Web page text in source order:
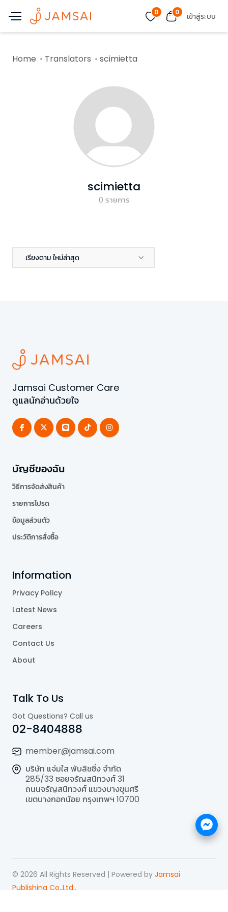
0 0 เข้าสู่ระบบ
Home Translators scimietta
scimietta
0 รายการ
เรียงตาม ใหม่ล่าสุด
Jamsai Customer Care
ดูแลนักอ่านด้วยใจ
บัญชีของฉัน
วิธีการจัดส่งสินค้า
รายการโปรด
ข้อมูลส่วนตัว
ประวัติการสั่งซื้อ
Information
Privacy Policy
Latest News
Careers
Contact Us
About
Talk To Us
Got Questions? Call us
02-8404888
member@jamsai.com
บริษัท แจ่มใส พับลิชชิ่ง จำกัด
285/33 ซอยจรัญสนิทวงศ์ 31
ถนนจรัญสนิทวงศ์ แขวงบางขุนศรี
เขตบางกอกน้อย กรุงเทพฯ 10700
© 2026 All Rights Reserved | Powered by Jamsai
Publishing Co.,Ltd..